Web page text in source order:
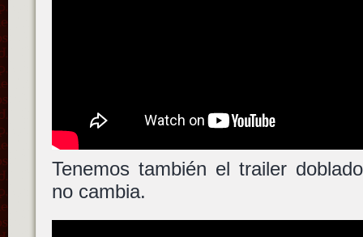
Tenemos también el trailer
no cambia.